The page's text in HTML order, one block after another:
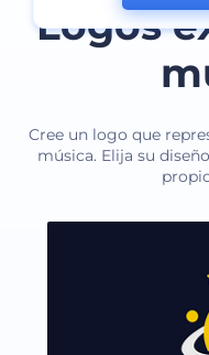
Logos
Cree un logo que
música. Elija su